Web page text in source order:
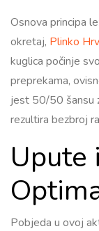
Osnova principa
okretaj, Plinko
kuglica počinje
preprekama,
jest 50/50 šansu
rezultira bezbroj
Upute
Pobjeda u ovoj